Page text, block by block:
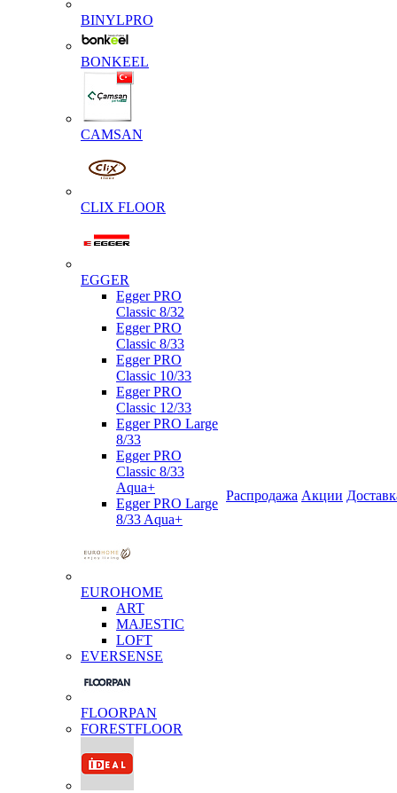
BINYLPRO
BONKEEL
CAMSAN
CLIX FLOOR
EGGER
Egger PRO
Classic 8/32
Egger PRO
Classic 8/33
Egger PRO
Classic 10/33
Egger PRO
Classic 12/33
Egger PRO Large
8/33
Egger PRO
Classic 8/33
Aqua+
Egger PRO Large
8/33 Aqua+
EUROHOME
ART
MAJESTIC
LOFT
EVERSENSE
FLOORPAN
FORESTFLOOR
Распродажа Акции